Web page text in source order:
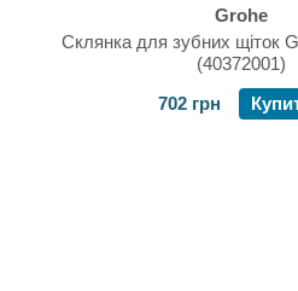
Grohe
Склянка для зубних щіток
(40372001)
702 грн